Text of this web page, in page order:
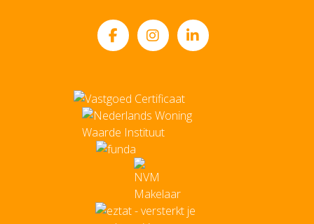
info@sannen.nl